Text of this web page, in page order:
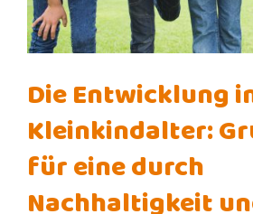
Die Entwicklung
Kleinkindalter:
für eine durch